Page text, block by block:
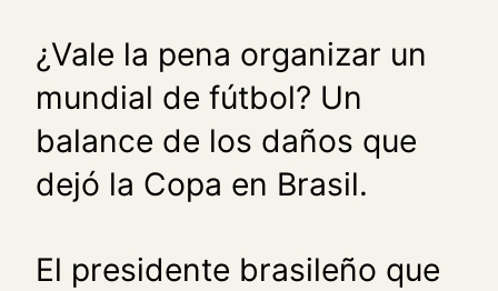
¿Vale la pena organizar un
mundial de fútbol? Un
balance de los daños que
dejó la Copa en Brasil.
El presidente brasileño que